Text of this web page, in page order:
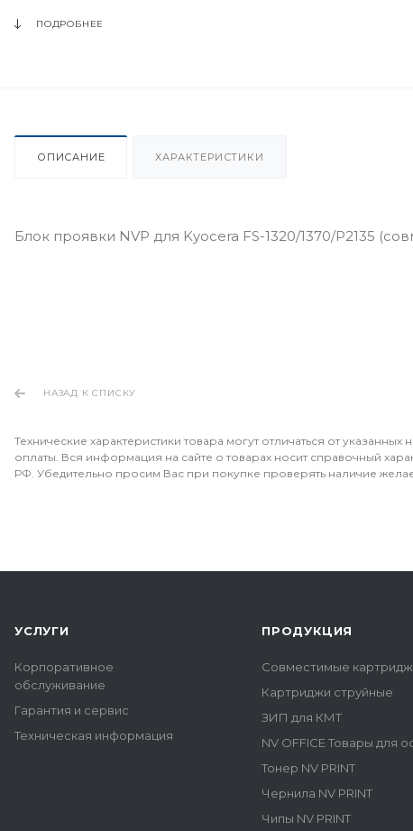
ПОДРОБНЕЕ
ОПИСАНИЕ ХАРАКТЕРИСТИКИ
Блок проявки NVP для Kyocera FS-1320/1370/P2135
НАЗАД К СПИСКУ
Технические характеристики товара могут отличаться от
оплаты. Вся информация на сайте о товарах носит справочный
РФ. Убедительно просим Вас при покупке проверять наличие
УСЛУГИ
Корпоративное
обслуживание
Гарантия и сервис
Техническая информация
ПРОДУКЦИЯ
Совместимые
Картриджи струйные
ЗИП для КМТ
NV OFFICE Товары для
Тонер NV PRINT
Чернила NV PRINT
Чипы NV PRINT